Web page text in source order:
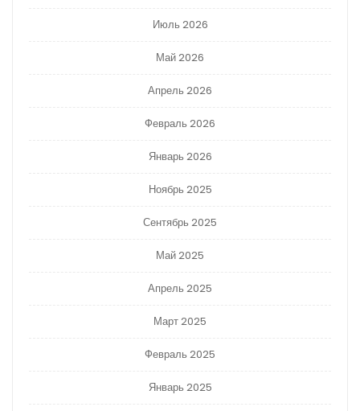
Июль 2026
Май 2026
Апрель 2026
Февраль 2026
Январь 2026
Ноябрь 2025
Сентябрь 2025
Май 2025
Апрель 2025
Март 2025
Февраль 2025
Январь 2025